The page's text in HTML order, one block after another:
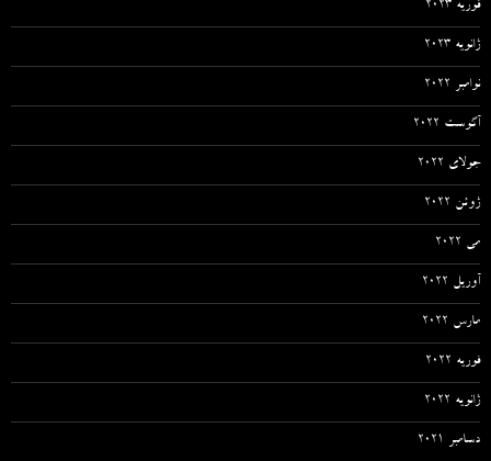
فوریه 2023
ژانویه 2023
نوامبر 2022
آگوست 2022
جولای 2022
ژوئن 2022
می 2022
آوریل 2022
مارس 2022
فوریه 2022
ژانویه 2022
دسامبر 2021